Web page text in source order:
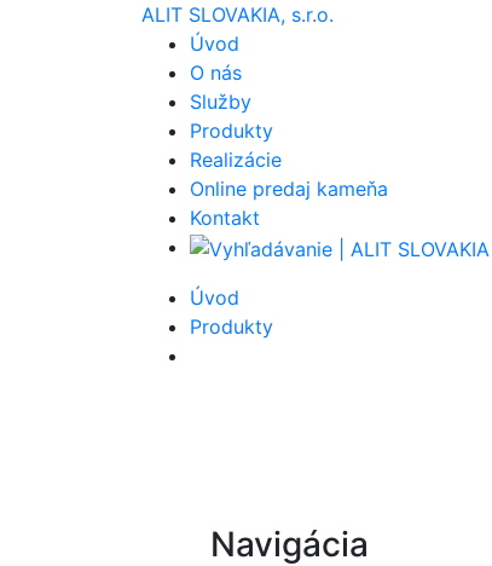
ALIT SLOVAKIA, s.r.o.
Úvod
O nás
Služby
Produkty
Realizácie
Online predaj kameňa
Kontakt
Úvod
Produkty
Navigácia